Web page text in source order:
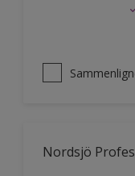
Nordsjö